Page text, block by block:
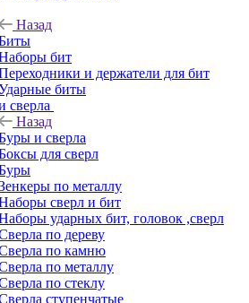
Назад
бит
и держатели для бит
биты
сверла
Назад
и сверла
для сверл
по металлу
сверл и бит
ударных бит, головок ,сверл
по дереву
по камню
по металлу
по стеклу
ступенчатые